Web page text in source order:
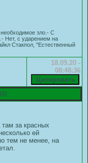
зло.- С
Нет, с ударением на
Стакпол, "Естественный
18.09.20 -
08:48:36
за красных
ей
тем не менее, на